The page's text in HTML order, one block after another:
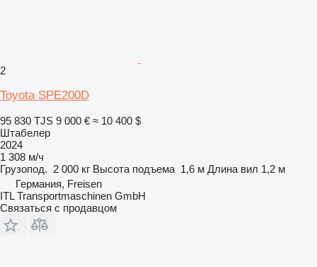
2
Toyota SPE200D
95 830 TJS 9 000 € ≈ 10 400 $
Штабелер
2024
1 308 м/ч
Грузопод. 2 000 кг Высота подъема 1,6 м Длина вил 1,2 м
Германия, Freisen
ITL Transportmaschinen GmbH
Связаться с продавцом